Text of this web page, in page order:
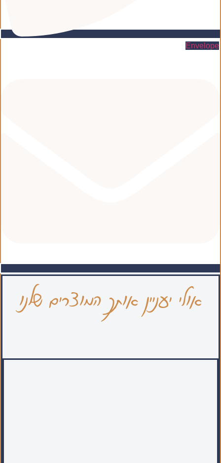
Envelope
אולי יעניין אותך המוצרים שלנו